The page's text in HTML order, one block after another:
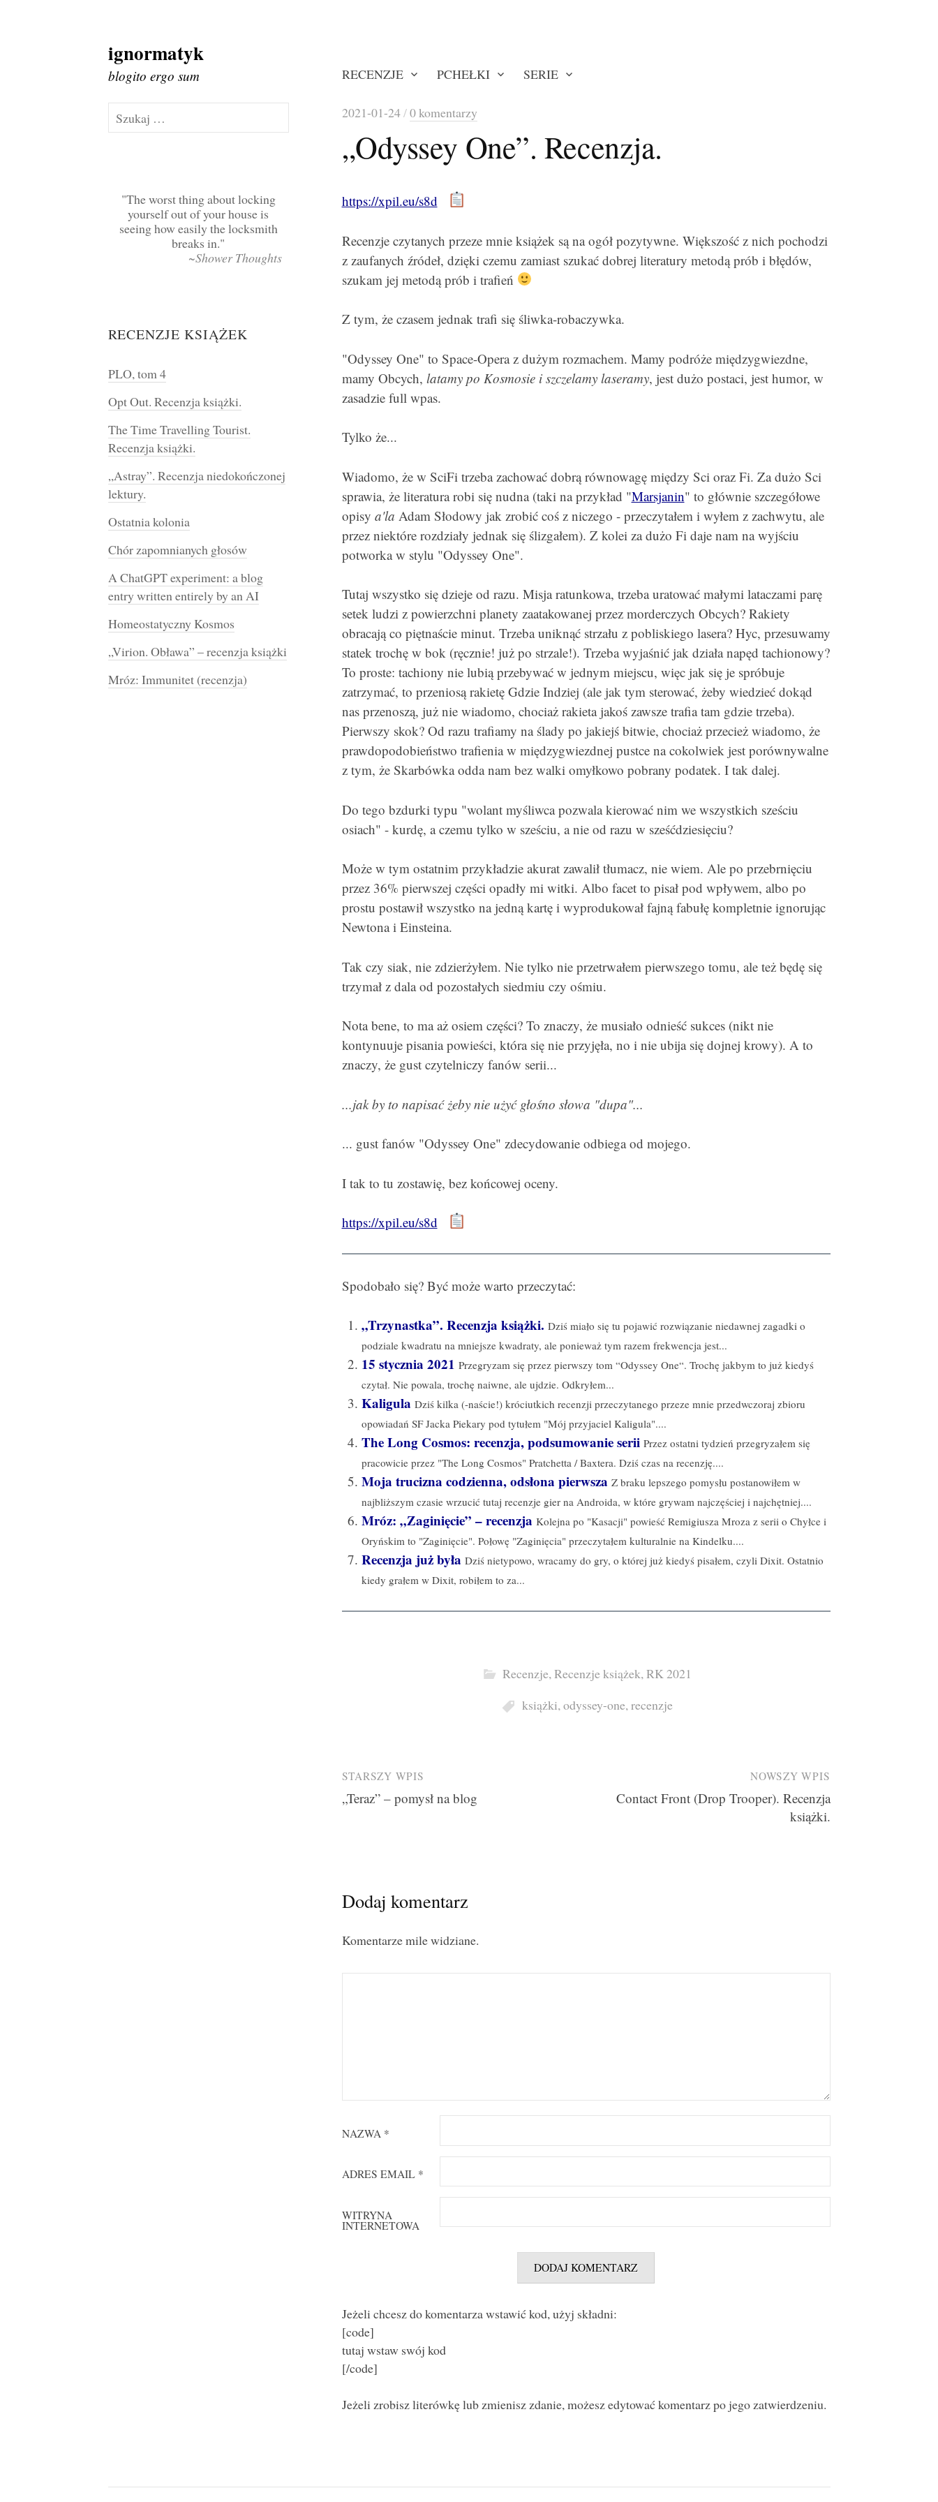
Skip
to
content
ignormatyk
blogito ergo sum RECENZJE PCHEŁKI SERIE
2021-01-24/0 komentarzy
„Odyssey One”. Recenzja.
https://xpil.eu/s8d
Recenzje czytanych przeze mnie książek są na ogół pozytywne. Większość z nich pochodzi
z zaufanych źródeł, dzięki czemu zamiast szukać dobrej literatury metodą prób i błędów,
szukam jej metodą prób i trafień
Z tym, że czasem jednak trafi się śliwka-robaczywka.
"Odyssey One" to Space-Opera z dużym rozmachem. Mamy podróże międzygwiezdne,
mamy Obcych, latamy po Kosmosie i szczelamy laseramy, jest dużo postaci, jest humor, w
zasadzie full wpas.
Tylko że...
Wiadomo, że w SciFi trzeba zachować dobrą równowagę między Sci oraz Fi. Za dużo Sci
sprawia, że literatura robi się nudna (taki na przykład "Marsjanin" to głównie szczegółowe
opisy a'la Adam Słodowy jak zrobić coś z niczego - przeczytałem i wyłem z zachwytu, ale
przez niektóre rozdziały jednak się ślizgałem). Z kolei za dużo Fi daje nam na wyjściu
potworka w stylu "Odyssey One".
Tutaj wszystko się dzieje od razu. Misja ratunkowa, trzeba uratować małymi lataczami parę
setek ludzi z powierzchni planety zaatakowanej przez morderczych Obcych? Rakiety
obracają co piętnaście minut. Trzeba uniknąć strzału z pobliskiego lasera? Hyc, przesuwamy
statek trochę w bok (ręcznie! już po strzale!). Trzeba wyjaśnić jak działa napęd tachionowy?
To proste: tachiony nie lubią przebywać w jednym miejscu, więc jak się je spróbuje
zatrzymać, to przeniosą rakietę Gdzie Indziej (ale jak tym sterować, żeby wiedzieć dokąd
nas przenoszą, już nie wiadomo, chociaż rakieta jakoś zawsze trafia tam gdzie trzeba).
Pierwszy skok? Od razu trafiamy na ślady po jakiejś bitwie, chociaż przecież wiadomo, że
prawdopodobieństwo trafienia w międzygwiezdnej pustce na cokolwiek jest porównywalne
z tym, że Skarbówka odda nam bez walki omyłkowo pobrany podatek. I tak dalej.
Do tego bzdurki typu "wolant myśliwca pozwala kierować nim we wszystkich sześciu
osiach" - kurdę, a czemu tylko w sześciu, a nie od razu w sześćdziesięciu?
Może w tym ostatnim przykładzie akurat zawalił tłumacz, nie wiem. Ale po przebrnięciu
przez 36% pierwszej części opadły mi witki. Albo facet to pisał pod wpływem, albo po
prostu postawił wszystko na jedną kartę i wyprodukował fajną fabułę kompletnie ignorując
Newtona i Einsteina.
Tak czy siak, nie zdzierżyłem. Nie tylko nie przetrwałem pierwszego tomu, ale też będę się
trzymał z dala od pozostałych siedmiu czy ośmiu.
Nota bene, to ma aż osiem części? To znaczy, że musiało odnieść sukces (nikt nie
kontynuuje pisania powieści, która się nie przyjęła, no i nie ubija się dojnej krowy). A to
znaczy, że gust czytelniczy fanów serii...
...jak by to napisać żeby nie użyć głośno słowa "dupa"...
... gust fanów "Odyssey One" zdecydowanie odbiega od mojego.
I tak to tu zostawię, bez końcowej oceny.
https://xpil.eu/s8d
Spodobało się? Być może warto przeczytać:
„Trzynastka”. Recenzja książki. Dziś miało się tu pojawić rozwiązanie niedawnej zagadki o
podziale kwadratu na mniejsze kwadraty, ale ponieważ tym razem frekwencja jest...
15 stycznia 2021 Przegryzam się przez pierwszy tom “Odyssey One“. Trochę jakbym to już kiedyś
czytał. Nie powala, trochę naiwne, ale ujdzie. Odkryłem...
Kaligula Dziś kilka (-naście!) króciutkich recenzji przeczytanego przeze mnie przedwczoraj zbioru
opowiadań SF Jacka Piekary pod tytułem "Mój przyjaciel Kaligula"....
The Long Cosmos: recenzja, podsumowanie serii Przez ostatni tydzień przegryzałem się
pracowicie przez "The Long Cosmos" Pratchetta / Baxtera. Dziś czas na recenzję....
Moja trucizna codzienna, odsłona pierwsza Z braku lepszego pomysłu postanowiłem w
najbliższym czasie wrzucić tutaj recenzje gier na Androida, w które grywam najczęściej i najchętniej....
Mróz: „Zaginięcie” – recenzja Kolejna po "Kasacji" powieść Remigiusza Mroza z serii o Chyłce i
Oryńskim to "Zaginięcie". Połowę "Zaginięcia" przeczytałem kulturalnie na Kindelku....
Recenzja już była Dziś nietypowo, wracamy do gry, o której już kiedyś pisałem, czyli Dixit. Ostatnio
kiedy grałem w Dixit, robiłem to za...
Recenzje,Recenzje książek,RK 2021
książki,odyssey-one,recenzje
Post
navigation
STARSZY WPIS
„Teraz” – pomysł na blog
NOWSZY WPIS
Contact Front (Drop Trooper). Recenzja
książki.
Dodaj komentarz
Komentarze mile widziane.
NAZWA *
ADRES EMAIL *
WITRYNA
INTERNETOWA
Jeżeli chcesz do komentarza wstawić kod, użyj składni:
[code]
tutaj wstaw swój kod
[/code]
Jeżeli zrobisz literówkę lub zmienisz zdanie, możesz edytować komentarz po jego zatwierdzeniu.
Szukaj:
The worst thing about locking
yourself out of your house is
seeing how easily the locksmith
breaks in.
~Shower Thoughts
RECENZJE KSIĄŻEK
PLO, tom 4
Opt Out. Recenzja książki.
The Time Travelling Tourist.
Recenzja książki.
„Astray”. Recenzja niedokończonej
lektury.
Ostatnia kolonia
Chór zapomnianych głosów
A ChatGPT experiment: a blog
entry written entirely by an AI
Homeostatyczny Kosmos
„Virion. Obława” – recenzja książki
Mróz: Immunitet (recenzja)